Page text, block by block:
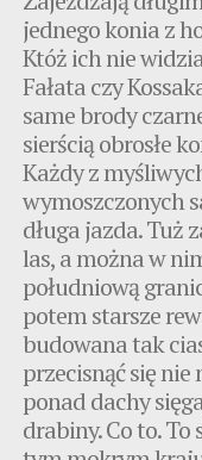
jednego konia z
Któż ich nie
Fałata czy
same brody
sierścią obrosłe
Każdy z
wymoszczonych
długa jazda. Tuż
las, a można w
południową
potem starsze
budowana tak
przecisnąć się nie
ponad dachy
drabiny. Co to.